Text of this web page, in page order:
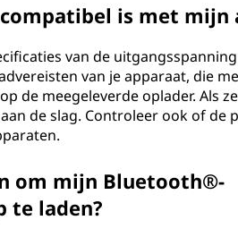
is met mijn
van de
van je apparaat, die
de meegeleverde oplader. Als
de slag. Controleer ook of de
om mijn Bluetooth®-
te laden?